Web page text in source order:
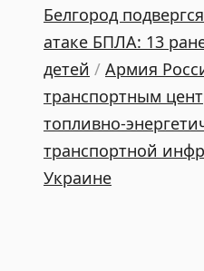
Белгород
атаке БПЛА: 13
детей / Армия
транспортным
топливно-
транспортной
Украине